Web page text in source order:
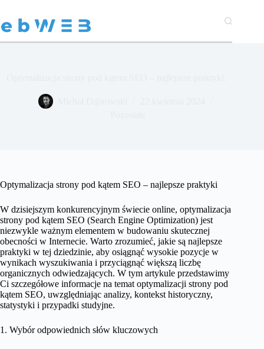
treści
Optymalizacja strony pod kątem SEO – najlepsze praktyki
W dzisiejszym konkurencyjnym świecie online, optymalizacja
strony pod kątem SEO (Search Engine Optimization) jest
niezwykle ważnym elementem w budowaniu skutecznej
obecności w Internecie. Warto zrozumieć, jakie są najlepsze
praktyki w tej dziedzinie, aby osiągnąć wysokie pozycje w
wynikach wyszukiwania i przyciągnąć większą liczbę
organicznych odwiedzających. W tym artykule przedstawimy
Ci szczegółowe informacje na temat optymalizacji strony pod
kątem SEO, uwzględniając analizy, kontekst historyczny,
statystyki i przypadki studyjne.
1. Wybór odpowiednich słów kluczowych